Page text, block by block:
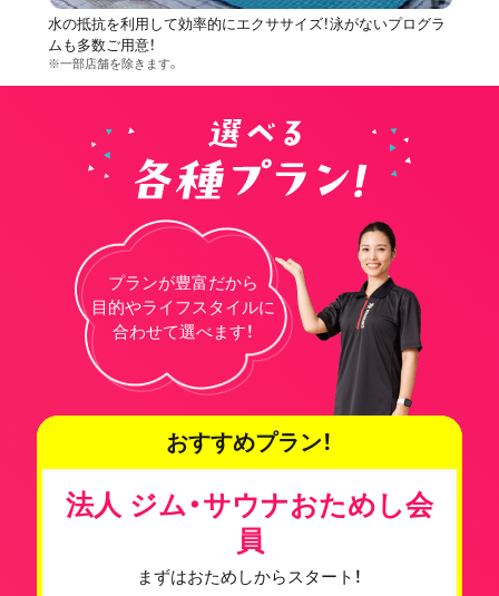
水の抵抗を利用して効率的にエクササイズ！泳がないプログラ
ムも多数ご用意！
※一部店舗を除きます。
プランが豊富だから
目的やライフスタイルに
合わせて選べます！
おすすめプラン！
法人 ジム・サウナおためし会
員
まずはおためしからスタート！